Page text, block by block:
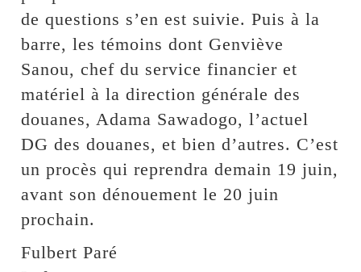
de questions s’en est suivie. Puis à la
barre, les témoins dont Genviève
Sanou, chef du service financier et
matériel à la direction générale des
douanes, Adama Sawadogo, l’actuel
DG des douanes, et bien d’autres. C’est
un procès qui reprendra demain 19 juin,
avant son dénouement le 20 juin
prochain.
Fulbert Paré